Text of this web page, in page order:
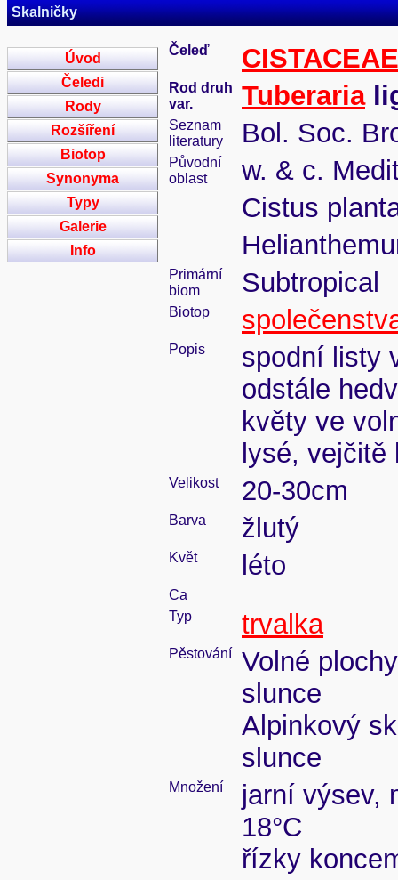
Skalničky
Úvod
Čeledi
Rody
Rozšíření
Biotop
Synonyma
Typy
Galerie
Info
Čeleď CISTACEAE
Rod druh
var.
Tuberaria
Seznam
literatury
Bol. Soc.
Původní
oblast
w. & c.
Cistus
Primární
biom
Subtropical
Biotop
Popis
spodní listy
odstále
květy ve
lysé, vejčitě
Velikost 20-30cm
Barva žlutý
Květ léto
Ca
Typ
trvalka
Pěstování
Volné
slunce
Alpinkový
slunce
Množení
jarní výsev,
18°C
řízky